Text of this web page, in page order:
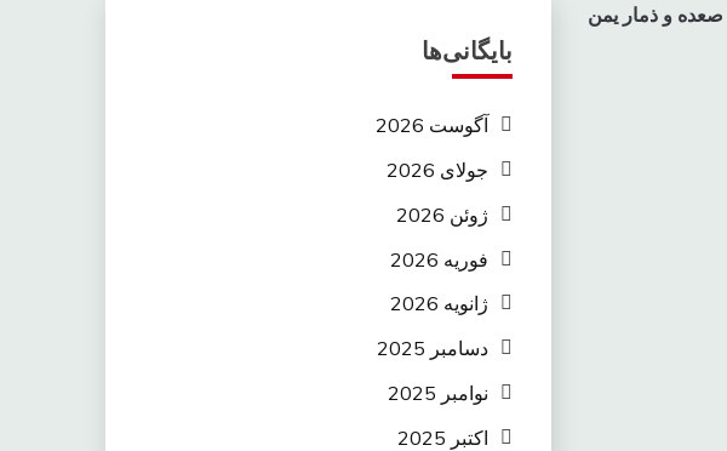
و ذمار یمن
بایگانی‌ها
آگوست 2026
جولای 2026
ژوئن 2026
فوریه 2026
ژانویه 2026
دسامبر 2025
نوامبر 2025
اکتبر 2025